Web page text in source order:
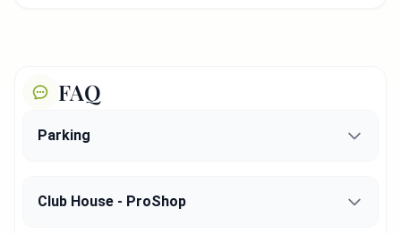
FAQ
Parking
Club House - ProShop